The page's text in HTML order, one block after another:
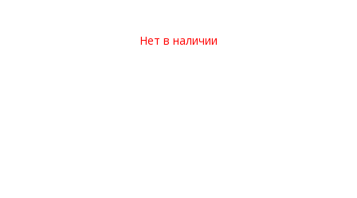
Нет в наличии